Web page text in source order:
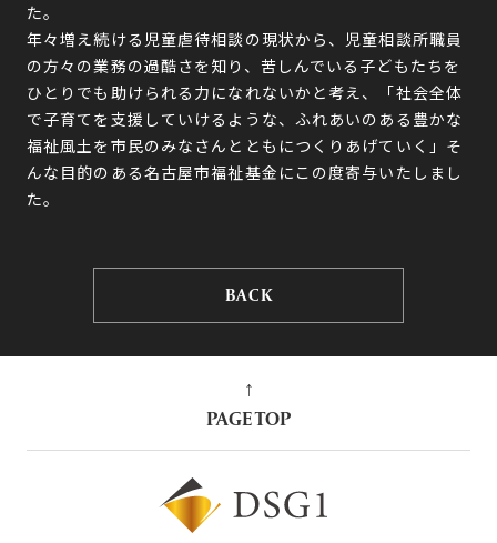
た。
年々増え続ける児童虐待相談の現状から、児童相談所職員
の方々の業務の過酷さを知り、苦しんでいる子どもたちを
ひとりでも助けられる力になれないかと考え、「社会全体
で子育てを支援していけるような、ふれあいのある豊かな
福祉風土を市民のみなさんとともにつくりあげていく」そ
んな目的のある名古屋市福祉基金にこの度寄与いたしまし
た。
BACK
↑
PAGE TOP